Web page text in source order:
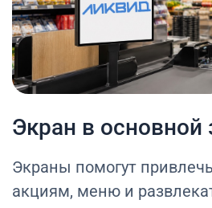
Экран в основной
Экраны помогут
акциям, меню и